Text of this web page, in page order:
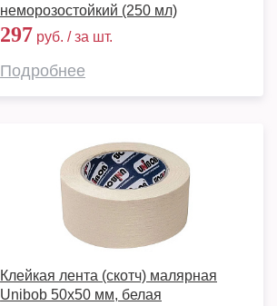
неморозостойкий (250 мл)
297 руб. / за шт.
Подробнее
Клейкая лента (скотч) малярная
Unibob 50х50 мм, белая